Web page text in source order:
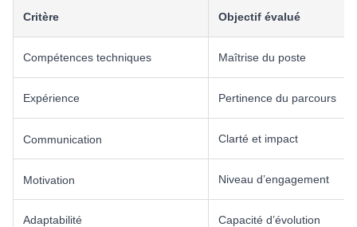
Critère Objectif évalué
Compétences techniques Maîtrise du poste
Expérience Pertinence du parcours
Communication Clarté et impact
Motivation Niveau d’engagement
Adaptabilité Capacité d’évolution